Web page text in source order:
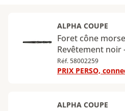
ALPHA COUPE
Foret cône
Revêtement noir
Réf. 58002259
PRIX PERSO,
ALPHA COUPE